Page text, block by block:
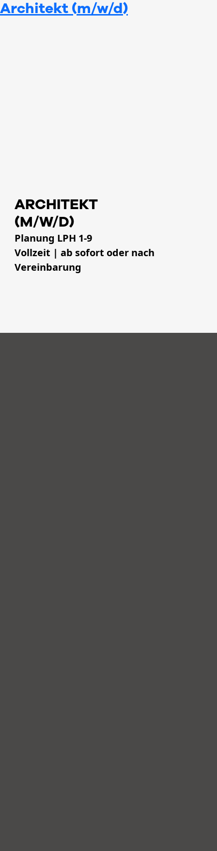
Zum
Inhalt
Architekt (m/w/d)
ARCHITEKT
(M/W/D)
Planung LPH 1-9
Vollzeit | ab sofort oder nach
Vereinbarung